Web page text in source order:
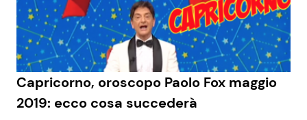
Capricorno, oroscopo Paolo Fox maggio
2019: ecco cosa succederà